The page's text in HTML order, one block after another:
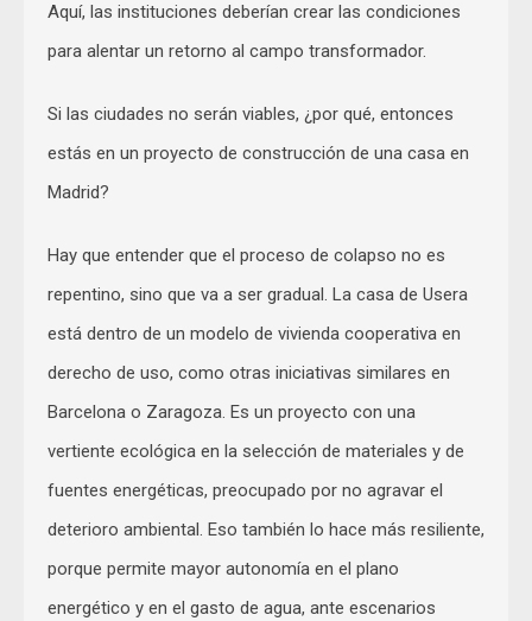
Aquí, las instituciones deberían crear las condiciones
para alentar un retorno al campo transformador.
Si las ciudades no serán viables, ¿por qué, entonces
estás en un proyecto de construcción de una casa en
Madrid?
Hay que entender que el proceso de colapso no es
repentino, sino que va a ser gradual. La casa de Usera
está dentro de un modelo de vivienda cooperativa en
derecho de uso, como otras iniciativas similares en
Barcelona o Zaragoza. Es un proyecto con una
vertiente ecológica en la selección de materiales y de
fuentes energéticas, preocupado por no agravar el
deterioro ambiental. Eso también lo hace más resiliente,
porque permite mayor autonomía en el plano
energético y en el gasto de agua, ante escenarios